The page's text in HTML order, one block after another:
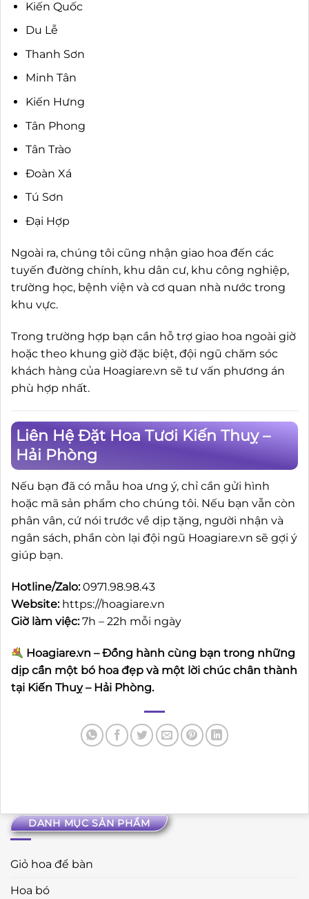
DANH MỤC SẢN PHẨM
Giỏ hoa để bàn
Hoa bó
Kiến Quốc
Du Lễ
Thanh Sơn
Minh Tân
Kiến Hưng
Tân Phong
Tân Trào
Đoàn Xá
Tú Sơn
Đại Hợp
Ngoài ra, chúng tôi cũng nhận giao hoa đến các
tuyến đường chính, khu dân cư, khu công nghiệp,
trường học, bệnh viện và cơ quan nhà nước trong
khu vực.
Trong trường hợp bạn cần hỗ trợ giao hoa ngoài giờ
hoặc theo khung giờ đặc biệt, đội ngũ chăm sóc
khách hàng của Hoagiare.vn sẽ tư vấn phương án
phù hợp nhất.
Liên Hệ Đặt Hoa Tươi Kiến Thuỵ –
Hải Phòng
Nếu bạn đã có mẫu hoa ưng ý, chỉ cần gửi hình
hoặc mã sản phẩm cho chúng tôi. Nếu bạn vẫn còn
phân vân, cứ nói trước về dịp tặng, người nhận và
ngân sách, phần còn lại đội ngũ Hoagiare.vn sẽ gợi ý
giúp bạn.
Hotline/Zalo:0971.98.98.43
Website: https://hoagiare.vn
Giờ làm việc:7h – 22h mỗi ngày
Hoagiare.vn – Đồng hành cùng bạn trong những
dịp cần một bó hoa đẹp và một lời chúc chân thành
tại Kiến Thuỵ – Hải Phòng.